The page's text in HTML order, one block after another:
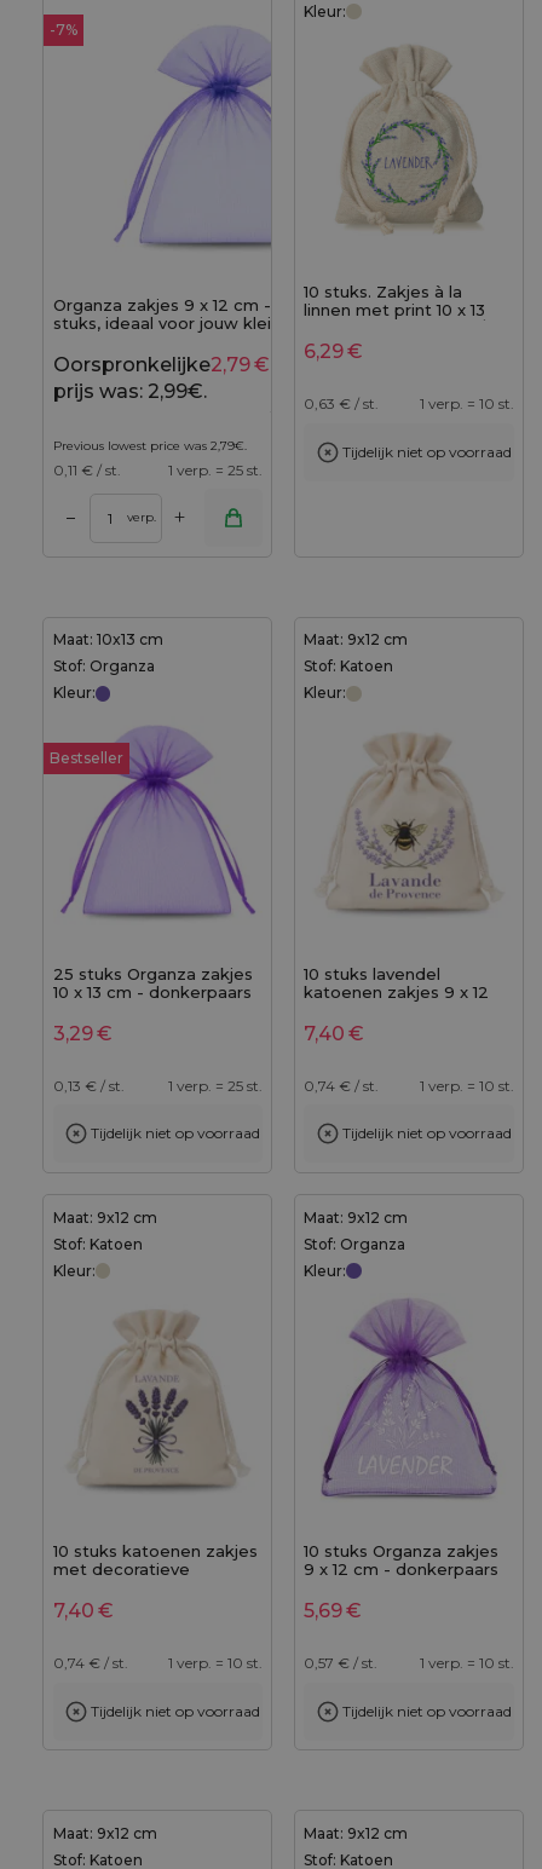
-7%
Organza zakjes 9 x 12 cm - 25 paarse
stuks, ideaal voor jouw kleine schatten en
Oorspronkelijke
prijs was: 2,99€.
2,79€ Huidige
2,79€.
Previous lowest price was 2,79€.
0,11 € / st. 1 verp. = 25 st.
– verp. +
Kleur:
10 stuks. Zakjes à la
linnen met print 10 x 13
van lavendel
6,29€
0,63 € / st. 1 verp. = 10 st.
Tijdelijk niet op voorraad
Maat: 10x13 cm
Stof: Organza
Kleur:
Bestseller
25 stuks Organza zakjes
10 x 13 cm - donkerpaars
3,29€
0,13 € / st. 1 verp. = 25 st.
Tijdelijk niet op voorraad
Maat: 9x12 cm
Stof: Katoen
Kleur:
10 stuks lavendel
katoenen zakjes 9 x 12
opdruk "Lavande de
Provence"
7,40 €
0,74 € / st. 1 verp. = 10 st.
Tijdelijk niet op voorraad
Maat: 9x12 cm
Stof: Katoen
Kleur:
10 stuks katoenen zakjes
met decoratieve
12 cm, natuurlijke kleur
7,40 €
0,74 € / st. 1 verp. = 10 st.
Tijdelijk niet op voorraad
Maat: 9x12 cm
Stof: Organza
Kleur:
10 stuks Organza zakjes
9 x 12 cm - donkerpaars
5,69€
0,57 € / st. 1 verp. = 10 st.
Tijdelijk niet op voorraad
Maat: 9x12 cm
Stof: Katoen
Maat: 9x12 cm
Stof: Katoen